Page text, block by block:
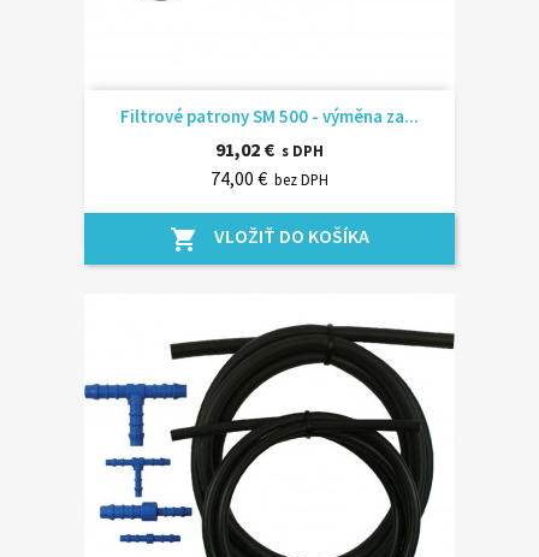
Filtrové patrony SM 500 - výměna za...
91,02 € s DPH
74,00 € bez DPH
shopping_cart VLOŽIŤ DO KOŠÍKA